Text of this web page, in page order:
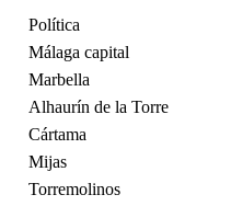
Política
Málaga capital
Marbella
Alhaurín de la Torre
Cártama
Mijas
Torremolinos